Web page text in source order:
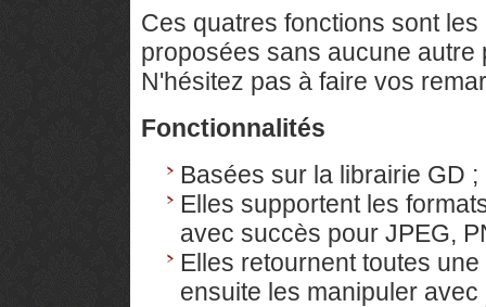
Ces quatres fonctions sont
proposées sans aucune
N'hésitez pas à faire vos
Fonctionnalités
Basées sur la librairie GD ;
Elles supportent les
avec succès pour JPEG,
Elles retournent toutes une
ensuite les manipuler avec